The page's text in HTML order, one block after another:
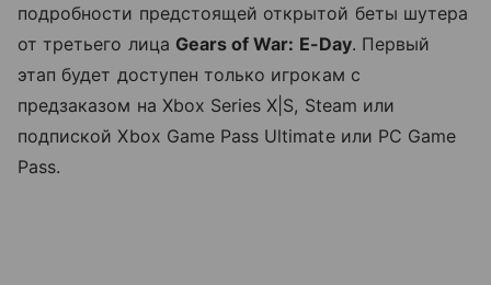
подробности предстоящей открытой беты шутера
от третьего лица Gears of War: E-Day. Первый
этап будет доступен только игрокам с
предзаказом на Xbox Series X|S, Steam или
подпиской Xbox Game Pass Ultimate или PC Game
Pass.